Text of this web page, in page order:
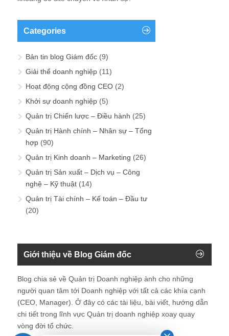
Categories
Bản tin blog Giám đốc (9)
Giải thể doanh nghiệp (11)
Hoạt động cộng đồng CEO (2)
Khởi sự doanh nghiệp (5)
Quản trị Chiến lược – Điều hành (25)
Quản trị Hành chính – Nhân sự – Tổng
hợp (90)
Quản trị Kinh doanh – Marketing (26)
Quản trị Sản xuất – Dịch vụ – Công
nghệ – Kỹ thuật (14)
Quản trị Tài chính – Kế toán – Đầu tư
(20)
Giới thiệu về Blog Giám đốc
Blog chia sẻ về Quản trị Doanh nghiệp ành cho những
người quan tâm tới Doanh nghiệp với tất cả các khía cạnh
(CEO, Manager). Ở đây có các tài liệu, bài viết, hướng dẫn
chi tiết trong lĩnh vực Quản trị doanh nghiệp xoay quay
vòng đời tổ chức.